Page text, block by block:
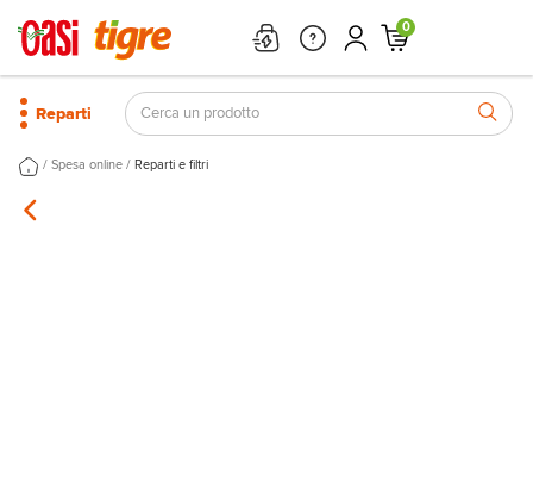
0
Reparti
/ Spesa online / Reparti e filtri